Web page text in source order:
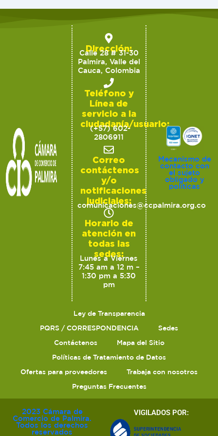
Dirección:
Calle 28 # 31-30
Palmira, Valle del
Cauca, Colombia
Teléfono y
Línea de
servicio a la
ciudadanía/usuario:
(+57) 602-
2806911
Correo
contáctenos
y/o
notificaciones
judiciales:
comunicaciones@ccpalmira.org.co
Horario de
atención en
todas las
sedes:
Lunes a Viernes
7:45 am a 12 m –
1:30 pm a 5:30
pm
Mecanismo de
contacto con
el sujeto
obligado y
políticas
Ley de Transparencia
PQRS / CORRESPONDENCIA
Sedes
Contáctenos
Mapa del Sitio
Políticas de Tratamiento de Datos
Ofertas para proveedores
Trabaja con nosotros
Preguntas Frecuentes
2023 Cámara de
Comercio de Palmira.
Todos los derechos
reservados
VIGILADOS POR: